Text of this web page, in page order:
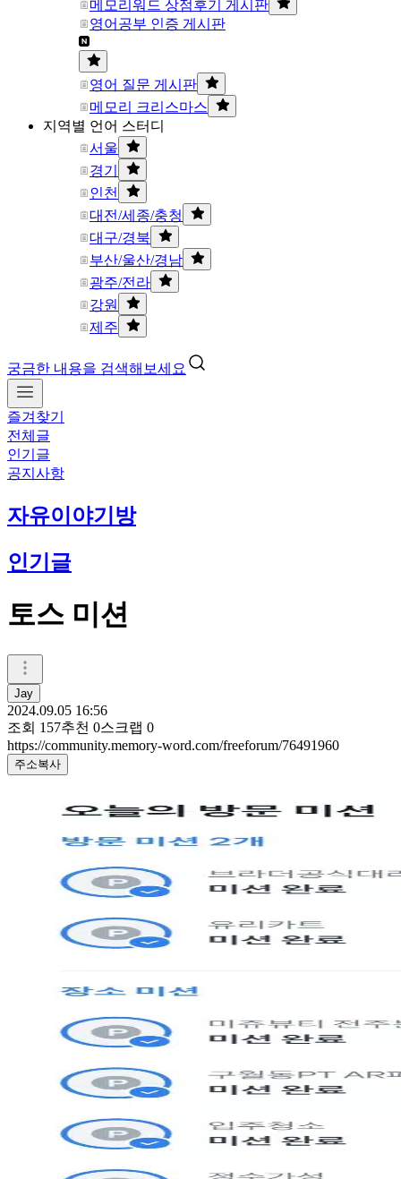
메모리워드 상점후기 게시판
영어공부 인증 게시판
영어 질문 게시판
메모리 크리스마스
지역별 언어 스터디
서울
경기
인천
대전/세종/충청
대구/경북
부산/울산/경남
광주/전라
강원
제주
궁금한 내용을 검색해보세요
즐겨찾기
전체글
인기글
공지사항
자유이야기방
인기글
토스 미션
Jay
2024.09.05 16:56
조회 157추천 0스크랩 0
https://community.memory-word.com/freeforum/76491960
주소복사